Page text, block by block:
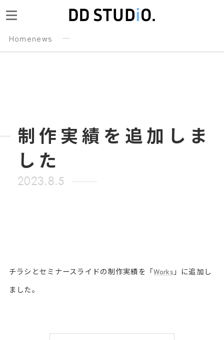
Homenews
制作実績を追加しま
した
2023.8.5
チラシとセミナースライドの制作実績を「Works 」に追加し
ました。